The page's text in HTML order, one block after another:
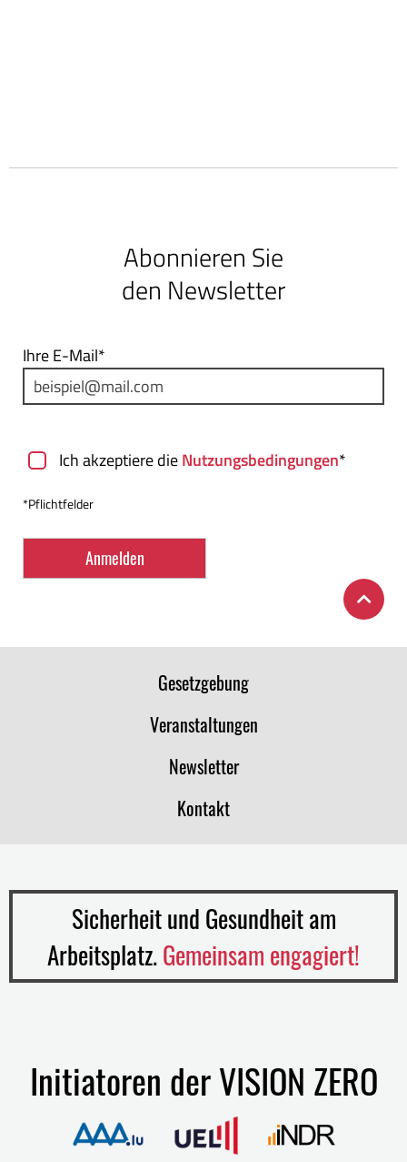
Abonnieren Sie
den Newsletter
Ihre E-Mail*
Ich akzeptiere dieNutzungsbedingungen*
*Pflichtfelder
Gesetzgebung
Veranstaltungen
Newsletter
Kontakt
Sicherheit und Gesundheit am
Arbeitsplatz.Gemeinsam engagiert!
Initiatoren der VISION ZERO